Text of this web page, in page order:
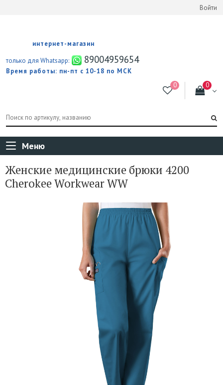
Войти
интернет-магазин
только для Whatsapp:
89004959654
Время работы: пн-пт с 10-18 по МСК
Меню
Женские медицинские брюки 4200
Cherokee Workwear WW